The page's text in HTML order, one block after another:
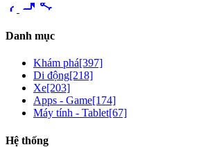
videocam share
Danh mục
Khám phá[397]
Di động[218]
Xe[203]
Apps - Game[174]
Máy tính - Tablet[67]
Hệ thống